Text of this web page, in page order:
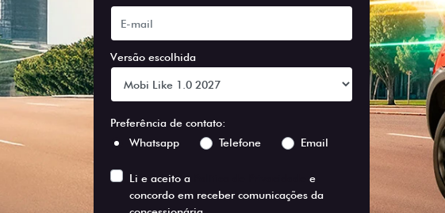
Versão escolhida
Preferência de contato:
Whatsapp
Telefone Email
Li e aceito a
e
concordo em receber comunicações da